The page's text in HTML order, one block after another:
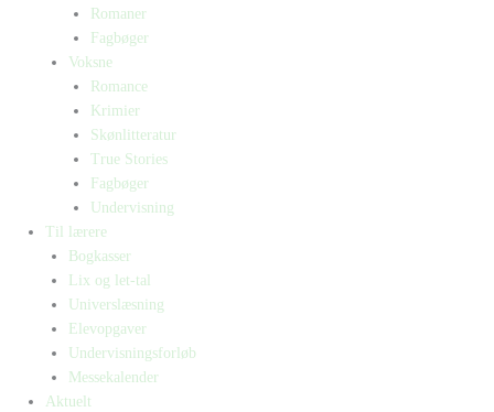
Romaner
Fagbøger
Voksne
Romance
Krimier
Skønlitteratur
True Stories
Fagbøger
Undervisning
Til lærere
Bogkasser
Lix og let-tal
Universlæsning
Elevopgaver
Undervisningsforløb
Messekalender
Aktuelt